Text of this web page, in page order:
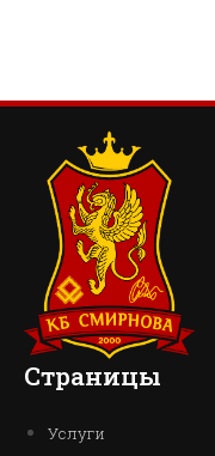
Страницы
Услуги